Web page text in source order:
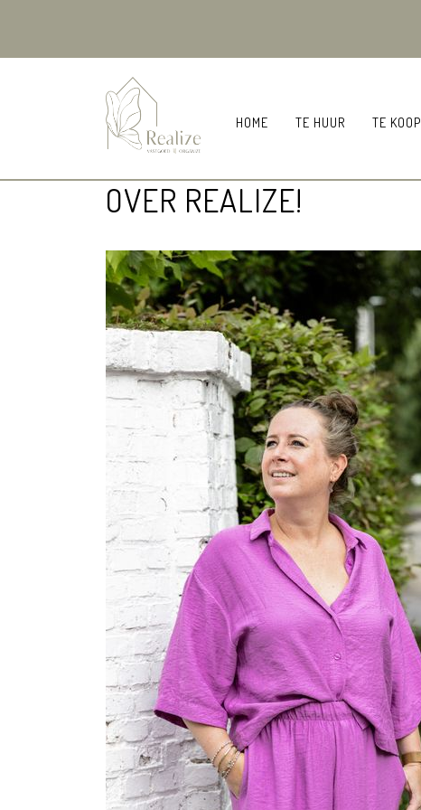
HOME TE HUUR TE KOOP
OVER REALIZE!